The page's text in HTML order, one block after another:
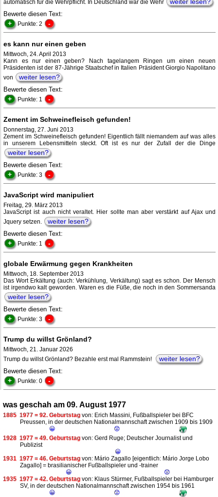
automatisch für die Wehrpflicht. In Deutschland war die Wehr weiter lesen?
Bewerte diesen Text:
+ Punkte: 2 -
es kann nur einen geben
Mittwoch, 24. April 2013
Kann es nur einen geben? Nach tagelangem Ringen um einen neuen
Präsidenten ist der 87-Jährige Staatschef in Italien Präsident Giorgio Napolitano
von
weiter lesen?
Bewerte diesen Text:
+ Punkte: 1 -
Zement im Schweinefleisch gefunden!
Donnerstag, 27. Juni 2013
Zement im Schweinefleisch gefunden! Eigentlich fällt niemandem auf was alles
in unserem Lebensmitteln steckt. Oft ist es nur der Zufall der die Dinge
weiter lesen?
Bewerte diesen Text:
+ Punkte: 3 -
JavaScript wird manipuliert
Freitag, 29. März 2013
JavaScript ist auch nicht veraltet. Hier sollte man aber verstärkt auf Ajax und
Jquery setzen.
weiter lesen?
Bewerte diesen Text:
+ Punkte: 1 -
globale Erwärmung gegen Krankheiten
Mittwoch, 18. September 2013
Das Wort Erkältung (auch: Verkühlung, Verkältung) sagt es schon. Der Mensch
ist irgendwo kalt geworden. Waren es die Füße, die noch in den Sommersanda
weiter lesen?
Bewerte diesen Text:
+ Punkte: 3 -
Trump du willst Grönland?
Mittwoch, 21. Januar 2026
Trump du willst Grönland? Bezahle erst mal Rammstein!
weiter lesen?
Bewerte diesen Text:
+ Punkte: 0 -
was geschah am 09. August 1977
1885 1977 = 92. Geburtstag von: Erich Massini, Fußballspieler bei BFC
Preussen, in der deutschen Nationalmannschaft zwischen 1909 bis 1909
😀
😟
1928 1977 = 49. Geburtstag von: Gerd Ruge; Deutscher Journalist und
Publizist
😀
1931 1977 = 46. Geburtstag von: Mário Zagallo [eigentlich: Mário Jorge Lobo
Zagallo] = brasilianischer Fußballspieler und -trainer
😀
😟
1935 1977 = 42. Geburtstag von: Klaus Stürmer, Fußballspieler bei Hamburger
SV, in der deutschen Nationalmannschaft zwischen 1954 bis 1961
😀
😟